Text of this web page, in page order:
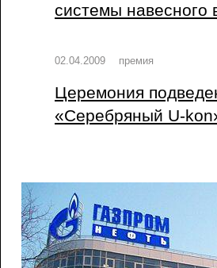
системы навесного
02.04.2009 премия
Церемония
«Серебряный U-